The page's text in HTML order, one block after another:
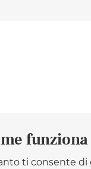
funziona
ti consente di